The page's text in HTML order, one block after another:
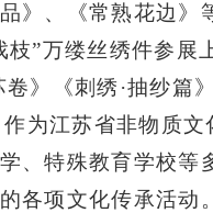
》、《常熟花边》
枝”万缕丝绣件参展
卷》《刺绣·抽纱篇
为江苏省非物质
、特殊教育学校等
各项文化传承活动